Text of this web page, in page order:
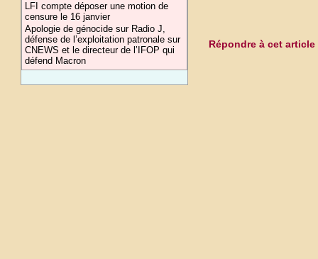
LFI compte déposer une motion de
censure le 16 janvier
Apologie de génocide sur Radio J,
défense de l’exploitation patronale sur
CNEWS et le directeur de l’IFOP qui
défend Macron
Répondre à cet article